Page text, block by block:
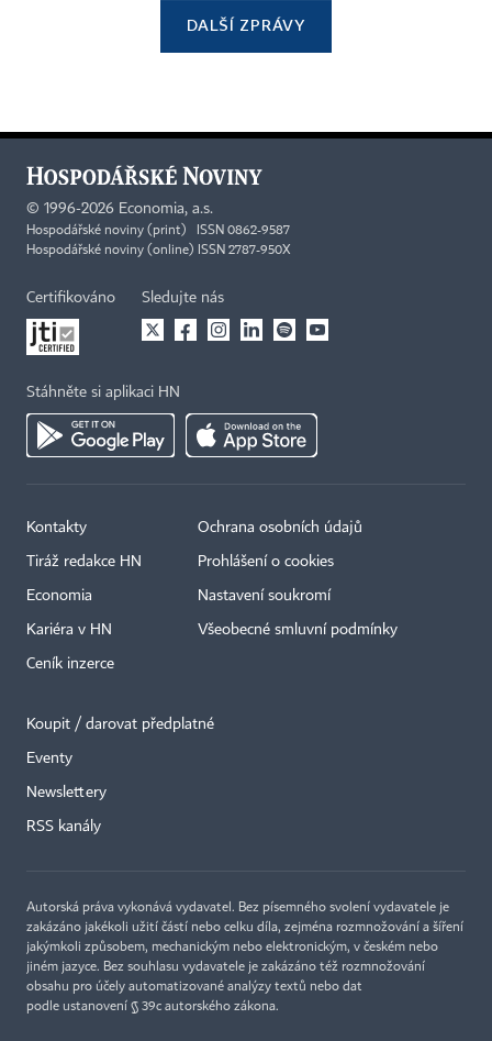
DALŠÍ ZPRÁVY
© 1996-2026 Economia, a.s.
Hospodářské noviny (print) ISSN 0862-9587
Hospodářské noviny (online) ISSN 2787-950X
Certifikováno Sledujte nás
Stáhněte si aplikaci HN
Kontakty
Tiráž redakce HN
Economia
Kariéra v HN
Ceník inzerce
Ochrana osobních údajů
Prohlášení o cookies
Nastavení soukromí
Všeobecné smluvní podmínky
Koupit / darovat předplatné
Eventy
Newslettery
RSS kanály
Autorská práva vykonává vydavatel. Bez písemného svolení vydavatele je
zakázáno jakékoli užití částí nebo celku díla, zejména rozmnožování a šíření
jakýmkoli způsobem, mechanickým nebo elektronickým, v českém nebo
jiném jazyce. Bez souhlasu vydavatele je zakázáno též rozmnožování
obsahu pro účely automatizované analýzy textů nebo dat
podle ustanovení § 39c autorského zákona.